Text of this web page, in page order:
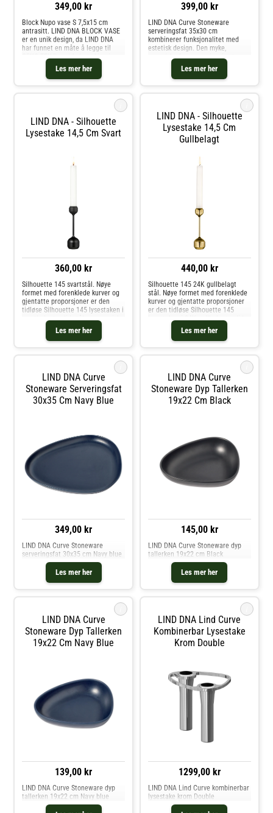
349,00 kr
Les mer her
Block Nupo vase S 7,5x15 cm
antrasitt. LIND DNA BLOCK VASE
er en unik design, da LIND DNA
har funnet en måte å legge til
OEKO-TEX® resirkulert skinn i
sterkt glass og samtidig
opprettholde et enkelt og klassisk
utseende. Vasen er produsert i
399,00 kr
Les mer her
LIND DNA Curve Stoneware
serveringsfat 35x30 cm
kombinerer funksjonalitet med
estetisk design. Den myke,
organiske formen er inspirert av
LIND DNAs ikoniske kurver og
skaper et moderne uttrykk på
bordet – spesielt når det
LIND DNA - Silhouette
Lysestake 14,5 Cm Svart
360,00 kr
Les mer her
Silhouette 145 svartstål. Nøye
formet med forenklede kurver og
gjentatte proporsjoner er den
tidløse Silhouette 145 lysestaken i
passform for enhver plass. Plasser
den individuelt eller i en samling
med flere og opp
LIND DNA - Silhouette
Lysestake 14,5 Cm
Gullbelagt
440,00 kr
Les mer her
Silhouette 145 24K gullbelagt
stål. Nøye formet med forenklede
kurver og gjentatte proporsjoner
er den tidløse Silhouette 145
stål en organisk passform for
enhver plass. Plasser den
individuelt eller i en samling med
LIND DNA Curve
Stoneware Serveringsfat
30x35 Cm Navy Blue
349,00 kr
Les mer her
LIND DNA Curve Stoneware
serveringsfat 30x35 cm Navy blue
LIND DNA Curve
Stoneware Dyp Tallerken
19x22 Cm Black
145,00 kr
Les mer her
LIND DNA Curve Stoneware dyp
tallerken 19x22 cm Black
LIND DNA Curve
Stoneware Dyp Tallerken
19x22 Cm Navy Blue
139,00 kr
LIND DNA Curve Stoneware dyp
tallerken 19x22 cm Navy blue
LIND DNA Lind Curve
Kombinerbar Lysestake
Krom Double
1299,00 kr
LIND DNA Lind Curve kombinerbar
lysestake krom Double